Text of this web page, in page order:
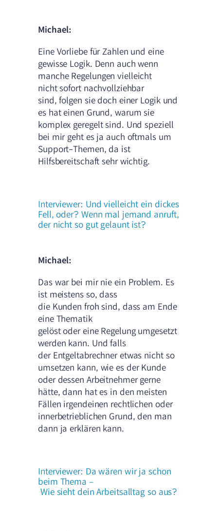
Michael:
Eine Vorliebe für Zahlen und eine
gewisse Logik. Denn auch wenn
manche Regelungen vielleicht
nicht sofort nachvollziehbar
sind, folgen sie doch einer Logik und
es hat einen Grund, warum sie
komplex geregelt sind. Und speziell
bei mir geht es ja auch oftmals um
Support-Themen, da ist
Hilfsbereitschaft sehr wichtig.
Interviewer: Und vielleicht ein dickes
Fell, oder? Wenn mal jemand anruft,
der nicht so gut gelaunt ist?
Michael:
Das war bei mir nie ein Problem. Es
ist meistens so, dass
die Kunden froh sind, dass am Ende
eine Thematik
gelöst oder eine Regelung umgesetzt
werden kann. Und falls
der Entgeltabrechner etwas nicht so
umsetzen kann, wie es der Kunde
oder dessen Arbeitnehmer gerne
hätte, dann hat es in den meisten
Fällen irgendeinen rechtlichen oder
innerbetrieblichen Grund, den man
dann ja erklären kann.
Interviewer: Da wären wir ja schon
beim Thema –
Wie sieht dein Arbeitsalltag so aus?